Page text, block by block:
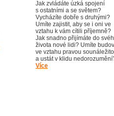
Jak zvládáte úzká spojení
s ostatními a se světem?
Vycházíte dobře s druhými?
Umíte zajistit, aby se i oni ve
vztahu k vám cítili příjemně?
Jak snadno přijímáte do
života nové lidi? Umíte
ve vztahu pravou
a ustát v klidu
Více